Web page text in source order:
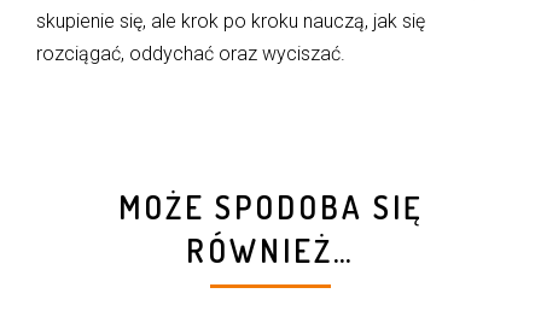
skupienie się, ale krok po kroku nauczą, jak się
rozciągać, oddychać oraz wyciszać.
MOŻE SPODOBA SIĘ
RÓWNIEŻ…